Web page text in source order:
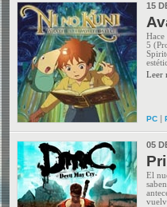
15
5
Leer
PC |
05
El